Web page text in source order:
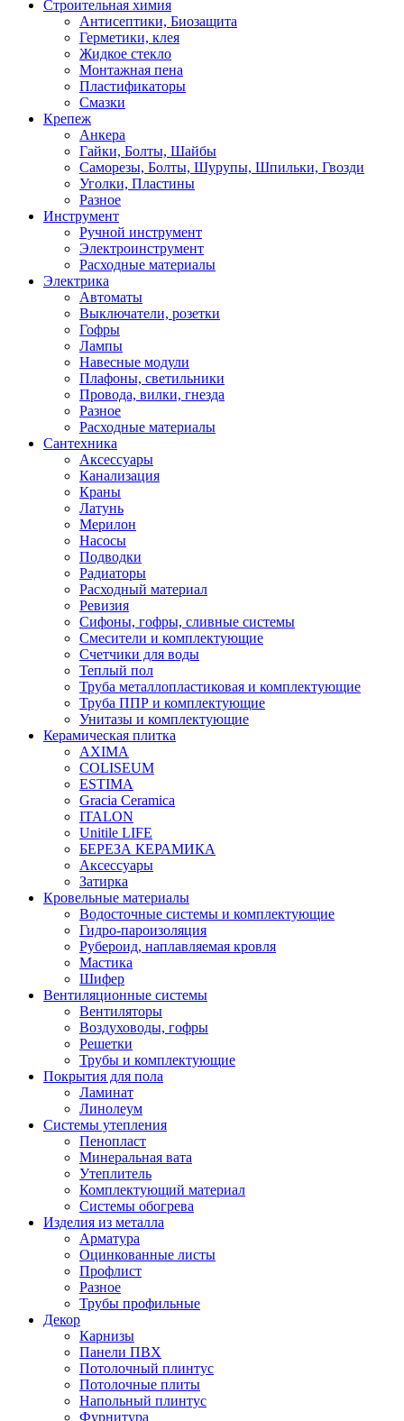
Строительная химия
Антисептики, Биозащита
Герметики, клея
Жидкое стекло
Монтажная пена
Пластификаторы
Смазки
Крепеж
Анкера
Гайки, Болты, Шайбы
Саморезы, Болты, Шурупы, Шпильки, Гвозди
Уголки, Пластины
Разное
Инструмент
Ручной инструмент
Электроинструмент
Расходные материалы
Электрика
Автоматы
Выключатели, розетки
Гофры
Лампы
Навесные модули
Плафоны, светильники
Провода, вилки, гнезда
Разное
Расходные материалы
Сантехника
Аксессуары
Канализация
Краны
Латунь
Мерилон
Насосы
Подводки
Радиаторы
Расходный материал
Ревизия
Сифоны, гофры, сливные системы
Смесители и комплектующие
Счетчики для воды
Теплый пол
Труба металлопластиковая и комплектующие
Труба ППР и комплектующие
Унитазы и комплектующие
Керамическая плитка
AXIMA
COLISEUM
ESTIMA
Gracia Ceramica
ITALON
Unitile LIFE
БЕРЕЗА КЕРАМИКА
Аксессуары
Затирка
Кровельные материалы
Водосточные системы и комплектующие
Гидро-пароизоляция
Рубероид, наплавляемая кровля
Мастика
Шифер
Вентиляционные системы
Вентиляторы
Воздуховоды, гофры
Решетки
Трубы и комплектующие
Покрытия для пола
Ламинат
Линолеум
Системы утепления
Пенопласт
Минеральная вата
Утеплитель
Комплектующий материал
Системы обогрева
Изделия из металла
Арматура
Оцинкованные листы
Профлист
Разное
Трубы профильные
Декор
Карнизы
Панели ПВХ
Потолочный плинтус
Потолочные плиты
Напольный плинтус
Фурнитура